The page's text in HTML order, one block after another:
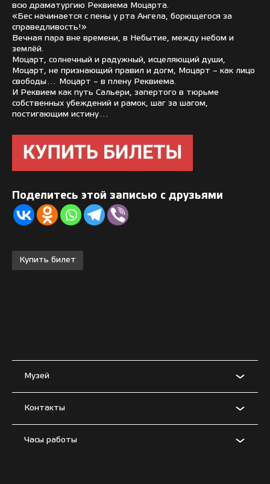
всю драматургию Реквиема Моцарта.
«Бес начинается с пены у рта Ангела, борющегося за
справедливость!»
Вечная пара вне времени, в Небытие, между небом и
землёй.
Моцарт, солнечный и радужный, исцеляющий души,
Моцарт, не признающий правил и догм, Моцарт – как лицо
свободы… Моцарт – в плену Реквиема.
И Реквием как путь Сальери, запертого в тюрьме
собственных убеждений и рамок, шаг за шагом,
постигающим истину…
Поделитесь этой записью с друзьями
Купить билет
Музей
Контакты
Часы работы